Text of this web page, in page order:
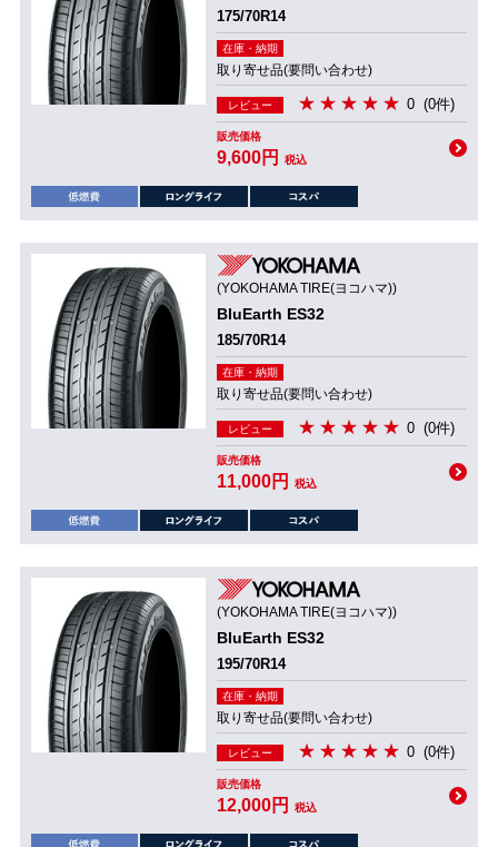
175/70R14
在庫・納期
取り寄せ品(要問い合わせ)
レビュー 0 (0件)
販売価格
9,600円 税込
(YOKOHAMA TIRE(ヨコハマ))
BluEarth ES32
185/70R14
在庫・納期
取り寄せ品(要問い合わせ)
レビュー 0 (0件)
販売価格
11,000円 税込
(YOKOHAMA TIRE(ヨコハマ))
BluEarth ES32
195/70R14
在庫・納期
取り寄せ品(要問い合わせ)
レビュー 0 (0件)
販売価格
12,000円 税込